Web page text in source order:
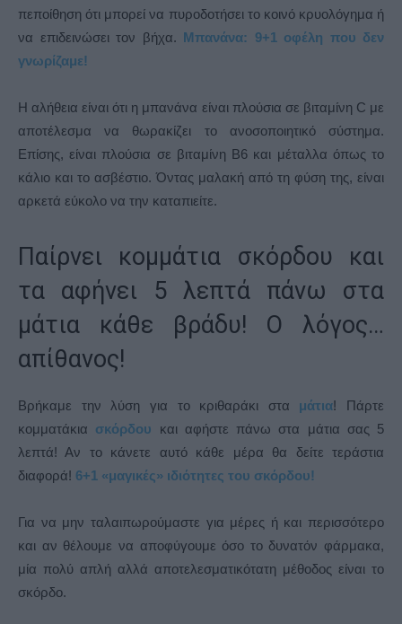
πεποίθηση ότι μπορεί να πυροδοτήσει το κοινό κρυολόγημα ή
να επιδεινώσει τον βήχα. Μπανάνα: 9+1 οφέλη που δεν
γνωρίζαμε!
Η αλήθεια είναι ότι η μπανάνα είναι πλούσια σε βιταμίνη C με
αποτέλεσμα να θωρακίζει το ανοσοποιητικό σύστημα.
Επίσης, είναι πλούσια σε βιταμίνη Β6 και μέταλλα όπως το
κάλιο και το ασβέστιο. Όντας μαλακή από τη φύση της, είναι
αρκετά εύκολο να την καταπιείτε.
Παίρνει κομμάτια σκόρδου και
τα αφήνει 5 λεπτά πάνω στα
μάτια κάθε βράδυ! Ο λόγος…
απίθανος!
Βρήκαμε την λύση για το κριθαράκι στα μάτια! Πάρτε
κομματάκια σκόρδου
και αφήστε πάνω στα μάτια σας 5
λεπτά! Αν το κάνετε αυτό κάθε μέρα θα δείτε τεράστια
διαφορά! 6+1 «μαγικές» ιδιότητες του σκόρδου!
Για να μην ταλαιπωρούμαστε για μέρες ή και περισσότερο
και αν θέλουμε να αποφύγουμε όσο το δυνατόν φάρμακα,
μία πολύ απλή αλλά αποτελεσματικότατη μέθοδος είναι το
σκόρδο.